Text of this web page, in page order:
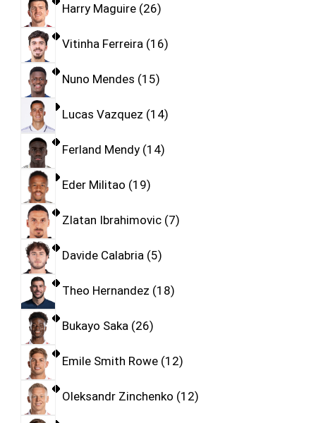
Harry Maguire 26
Vitinha Ferreira 16
Nuno Mendes 15
Lucas Vazquez 14
Ferland Mendy 14
Eder Militao 19
Zlatan Ibrahimovic 7
Davide Calabria 5
Theo Hernandez 18
Bukayo Saka 26
Emile Smith Rowe 12
Oleksandr Zinchenko 12